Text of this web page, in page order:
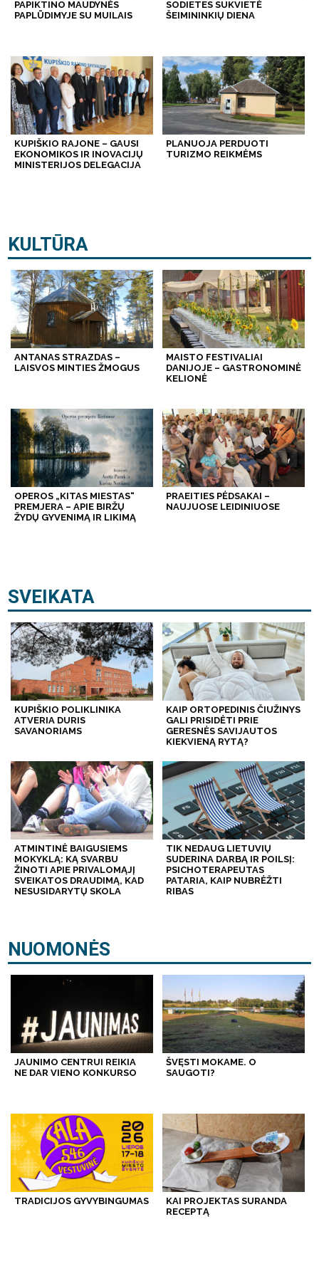
PAPIKTINO MAUDYNĖS
PAPLŪDIMYJE SU MUILAIS
SODIETES SUKVIETĖ
ŠEIMININKIŲ DIENA
KUPIŠKIO RAJONE – GAUSI
EKONOMIKOS IR INOVACIJŲ
MINISTERIJOS DELEGACIJA
PLANUOJA PERDUOTI
TURIZMO REIKMĖMS
KULTŪRA
ANTANAS STRAZDAS –
LAISVOS MINTIES ŽMOGUS
MAISTO FESTIVALIAI
DANIJOJE – GASTRONOMINĖ
KELIONĖ
OPEROS „KITAS MIESTAS“
PREMJERA – APIE BIRŽŲ
ŽYDŲ GYVENIMĄ IR LIKIMĄ
PRAEITIES PĖDSAKAI –
NAUJUOSE LEIDINIUOSE
SVEIKATA
KUPIŠKIO POLIKLINIKA
ATVERIA DURIS
SAVANORIAMS
KAIP ORTOPEDINIS ČIUŽINYS
GALI PRISIDĖTI PRIE
GERESNĖS SAVIJAUTOS
KIEKVIENĄ RYTĄ?
ATMINTINĖ BAIGUSIEMS
MOKYKLĄ: KĄ SVARBU
ŽINOTI APIE PRIVALOMĄJĮ
SVEIKATOS DRAUDIMĄ, KAD
NESUSIDARYTŲ SKOLA
TIK NEDAUG LIETUVIŲ
SUDERINA DARBĄ IR POILSĮ:
PSICHOTERAPEUTAS
PATARIA, KAIP NUBRĖŽTI
RIBAS
NUOMONĖS
JAUNIMO CENTRUI REIKIA
NE DAR VIENO KONKURSO
ŠVĘSTI MOKAME. O
SAUGOTI?
TRADICIJOS GYVYBINGUMAS
KAI PROJEKTAS SURANDA
RECEPTĄ